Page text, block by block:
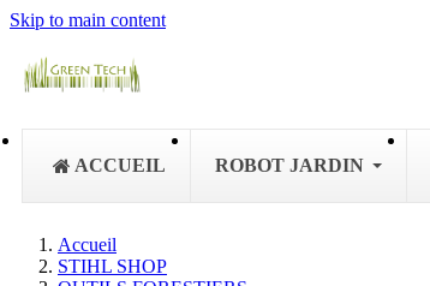
Skip to main content
ACCUEIL ROBOT JARDIN
Accueil
STIHL SHOP